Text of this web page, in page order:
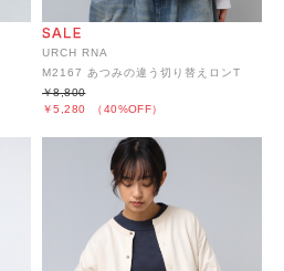
URCH RNA
M2167 あつみの違う切り替えロンT
￥5,280 （40%OFF）
￥8,800